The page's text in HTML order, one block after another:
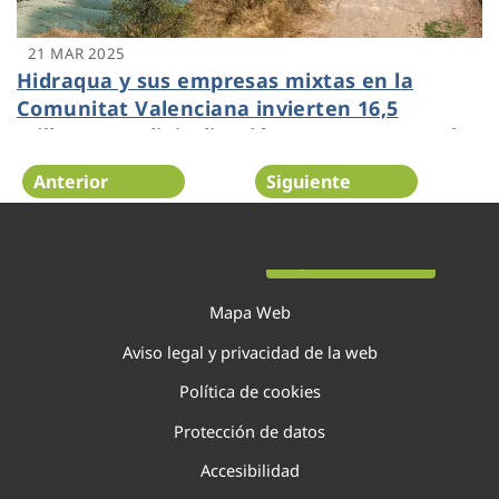
21 MAR 2025
Hidraqua y sus empresas mixtas en la
Comunitat Valenciana invierten 16,5
millones en digitalización y apuestan por la
regeneración del agua para abastecer a
más de 2,5 millones de valencianos
Anterior Siguiente
Mapa Web
Aviso legal y privacidad de la web
Política de cookies
Protección de datos
Accesibilidad